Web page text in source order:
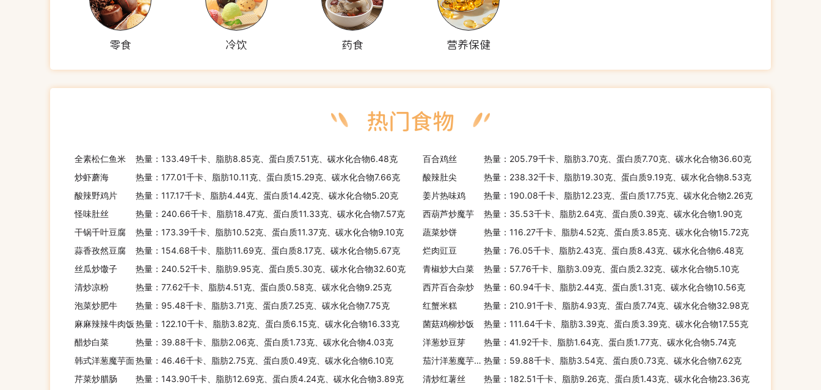
零食 冷饮 药食 营养保健
全素松仁鱼米 热量：133.49千卡、脂肪8.85克、蛋白质7.51克、碳水化合物6.48克 百合鸡丝
热量：205.79千卡、脂肪3.70克、蛋白质7.70克、碳水化合物36.60克
炒虾蘑海
热量：177.01千卡、脂肪10.11克、蛋白质15.29克、碳水化合物7.66克 酸辣肚尖
热量：238.32千卡、脂肪19.30克、蛋白质9.19克、碳水化合物8.53克
酸辣野鸡片
热量：117.17千卡、脂肪4.44克、蛋白质14.42克、碳水化合物5.20克 姜片热味鸡
热量：190.08千卡、脂肪12.23克、蛋白质17.75克、碳水化合物2.26克
怪味肚丝
热量：240.66千卡、脂肪18.47克、蛋白质11.33克、碳水化合物7.57克 西葫芦炒魔芋
热量：35.53千卡、脂肪2.64克、蛋白质0.39克、碳水化合物1.90克
干锅千叶豆腐
热量：173.39千卡、脂肪10.52克、蛋白质11.37克、碳水化合物9.10克 蔬菜炒饼
热量：116.27千卡、脂肪4.52克、蛋白质3.85克、碳水化合物15.72克
蒜香孜然豆腐
热量：154.68千卡、脂肪11.69克、蛋白质8.17克、碳水化合物5.67克 烂肉豇豆
热量：76.05千卡、脂肪2.43克、蛋白质8.43克、碳水化合物6.48克
丝瓜炒馓子
热量：240.52千卡、脂肪9.95克、蛋白质5.30克、碳水化合物32.60克 青椒炒大白菜
热量：57.76千卡、脂肪3.09克、蛋白质2.32克、碳水化合物5.10克
清炒凉粉
热量：77.62千卡、脂肪4.51克、蛋白质0.58克、碳水化合物9.25克 西芹百合杂炒
热量：60.94千卡、脂肪2.44克、蛋白质1.31克、碳水化合物10.56克
泡菜炒肥牛
热量：95.48千卡、脂肪3.71克、蛋白质7.25克、碳水化合物7.75克 红蟹米糕
热量：210.91千卡、脂肪4.93克、蛋白质7.74克、碳水化合物32.98克
麻麻辣辣牛肉饭热量：122.10千卡、脂肪3.82克、蛋白质6.15克、碳水化合物16.33克 菌菇鸡柳炒饭
热量：111.64千卡、脂肪3.39克、蛋白质3.39克、碳水化合物17.55克
醋炒白菜
热量：39.88千卡、脂肪2.06克、蛋白质1.73克、碳水化合物4.03克 洋葱炒豆芽
热量：41.92千卡、脂肪1.64克、蛋白质1.77克、碳水化合物5.74克
韩式洋葱魔芋面热量：46.46千卡、脂肪2.75克、蛋白质0.49克、碳水化合物6.10克 茄汁洋葱魔芋面(辣) 热量：59.88千卡、脂肪3.54克、蛋白质0.73克、碳水化合物7.62克
芹菜炒腊肠
热量：143.90千卡、脂肪12.69克、蛋白质4.24克、碳水化合物3.89克 清炒红薯丝
热量：182.51千卡、脂肪9.26克、蛋白质1.43克、碳水化合物23.36克